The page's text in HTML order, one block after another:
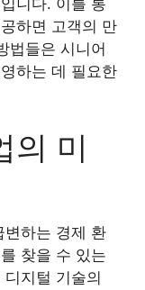
하면 고객의 만
법들은 시니어
하는 데 필요한
의 미
변하는 경제 환
찾을 수 있는
지털 기술의